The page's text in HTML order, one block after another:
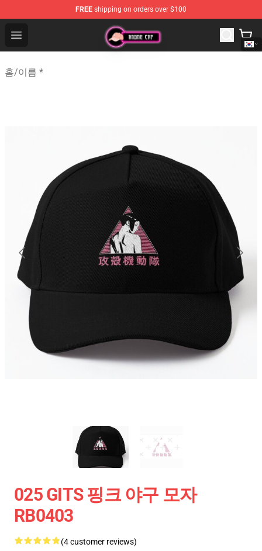
FREE shipping on orders over $100
Open menu
Anime Cap Shop - The Best Store of Anime Cap
홈/이름 *
025 GITS 핑크 야구 모자
RB0403
(4 customer reviews)